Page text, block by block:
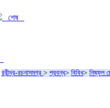
শেষ
রবীন্দ্র-রচনাসমগ্র > প্রবন্ধ> বিবিধ> নিষ্ফল